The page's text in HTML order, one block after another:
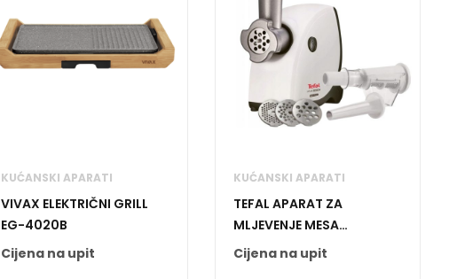
KUĆANSKI APARATI
VIVAX ELEKTRIČNI GRILL
EG-4020B
Cijena na upit
KUĆANSKI APARATI
TEFAL APARAT ZA
MLJEVENJE MESA
NE445138 HV4 2000 W
Cijena na upit